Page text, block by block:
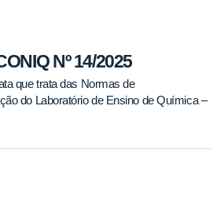
Nº 14/2025
que trata das Normas de
do Laboratório de Ensino de Química –